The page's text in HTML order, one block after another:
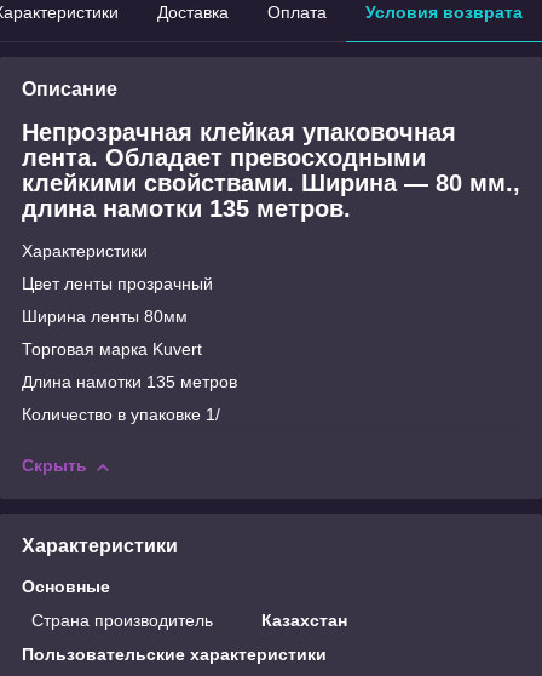
Доставка Оплата Условия возврата
Описание
Непрозрачная клейкая упаковочная
лента. Обладает превосходными
клейкими свойствами. Ширина — 80 мм.,
длина намотки 135 метров.
Характеристики
Цвет ленты прозрачный
Ширина ленты 80мм
Торговая марка Kuvert
Длина намотки 135 метров
Количество в упаковке 1/
Скрыть
Характеристики
Основные
Страна производитель
Казахстан
Пользовательские характеристики